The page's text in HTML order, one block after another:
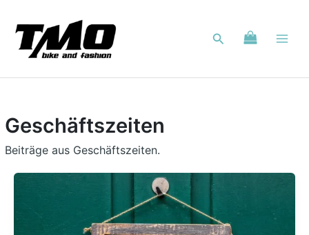
springen
Suchen
Geschäftszeiten
Beiträge aus Geschäftszeiten.